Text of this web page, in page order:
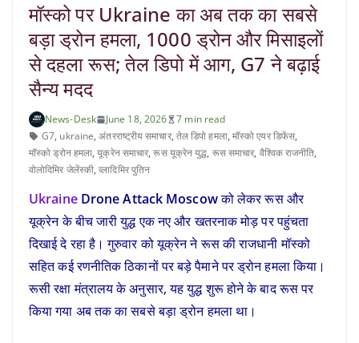
मॉस्को पर Ukraine का अब तक का सबसे
बड़ा ड्रोन हमला, 1000 ड्रोन और मिसाइलों
से दहला रूस; तेल डिपो में आग, G7 ने बढ़ाई
सैन्य मदद
News-Desk June 18, 2026
7 min read
G7, ukraine,अंतरराष्‍ट्रीय समाचार, तेल डिपो हमला, मॉस्को एयर डिफेंस,
मॉस्को ड्रोन हमला,यूक्रेन समाचार,रूस यूक्रेन युद्ध, रूस समाचार, वैश्विक राजनीति,
वोलोदिमिर जेलेंस्की,व्लादिमिर पुतिन
UkraineDrone Attack Moscowको लेकर रूस और
यूक्रेन के बीच जारी युद्ध एक नए और खतरनाक मोड़ पर पहुंचता
दिखाई दे रहा है। गुरुवार को यूक्रेन ने रूस की राजधानी मॉस्को
सहित कई रणनीतिक ठिकानों पर बड़े पैमाने पर ड्रोन हमला किया।
रूसी रक्षा मंत्रालय के अनुसार, यह युद्ध शुरू होने के बाद रूस पर
किया गया अब तक का सबसे बड़ा ड्रोन हमला था।